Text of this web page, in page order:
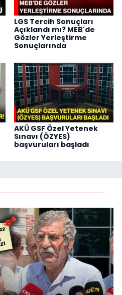
LGS Tercih Sonuçları
Açıklandı mı? MEB'de
Gözler Yerleştirme
Sonuçlarında
AKÜ GSF Özel Yetenek
Sınavı (ÖZYES)
başvuruları başladı